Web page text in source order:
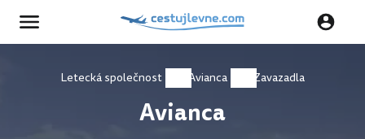
Letecká společnost Avianca Zavazadla
Avianca